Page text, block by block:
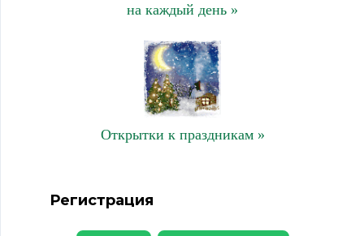
на каждый день »
Открытки к праздникам »
Регистрация